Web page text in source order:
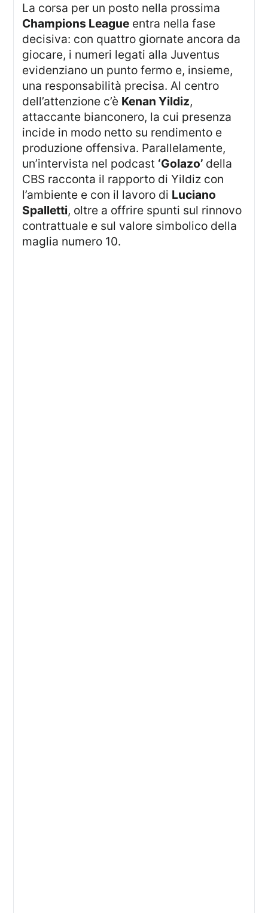
La corsa per un posto nella prossima
Champions League entra nella fase
decisiva: con quattro giornate ancora da
giocare, i numeri legati alla Juventus
evidenziano un punto fermo e, insieme,
una responsabilità precisa. Al centro
dell’attenzione c’è Kenan Yildiz,
attaccante bianconero, la cui presenza
incide in modo netto su rendimento e
produzione offensiva. Parallelamente,
un’intervista nel podcast ‘Golazo’ della
CBS racconta il rapporto di Yildiz con
l’ambiente e con il lavoro di Luciano
Spalletti, oltre a offrire spunti sul rinnovo
contrattuale e sul valore simbolico della
maglia numero 10.